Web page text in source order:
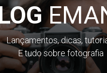
Lançamentos, dicas,
E tudo sobre fotografia